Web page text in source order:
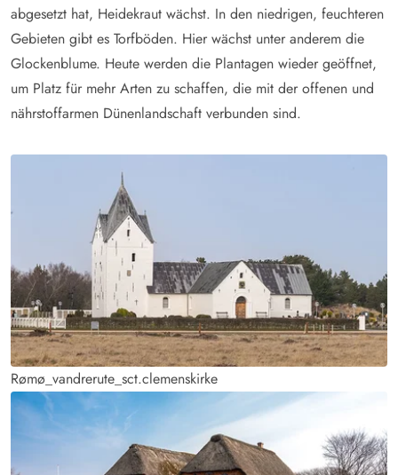
abgesetzt hat, Heidekraut wächst. In den niedrigen, feuchteren
Gebieten gibt es Torfböden. Hier wächst unter anderem die
Glockenblume. Heute werden die Plantagen wieder geöffnet,
um Platz für mehr Arten zu schaffen, die mit der offenen und
nährstoffarmen Dünenlandschaft verbunden sind.
Rømø_vandrerute_sct.clemenskirke